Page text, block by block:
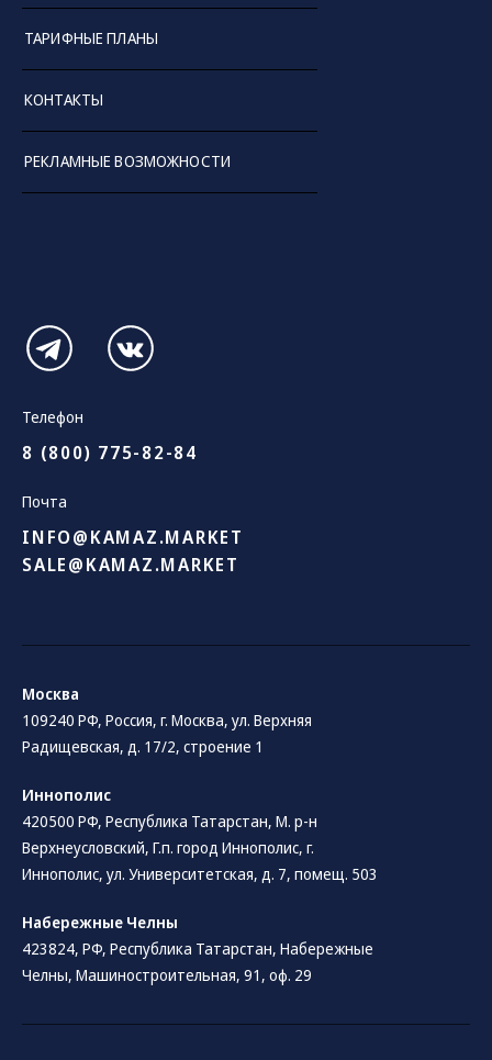
ТАРИФНЫЕ ПЛАНЫ
КОНТАКТЫ
РЕКЛАМНЫЕ ВОЗМОЖНОСТИ
Телефон
8 (800) 775-82-84
Почта
INFO@KAMAZ.MARKET
SALE@KAMAZ.MARKET
Москва
109240 РФ, Россия, г. Москва, ул. Верхняя
Радищевская, д. 17/2, строение 1
Иннополис
420500 РФ, Республика Татарстан, М. р-н
Верхнеусловский, Г.п. город Иннополис, г.
Иннополис, ул. Университетская, д. 7, помещ. 503
Набережные Челны
423824, РФ, Республика Татарстан​, Набережные
Челны, Машиностроительная, 91, оф. 29